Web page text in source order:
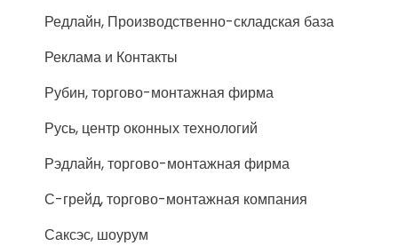
Редлайн, Производственно-складская база
Реклама и Контакты
Рубин, торгово-монтажная фирма
Русь, центр оконных технологий
Рэдлайн, торгово-монтажная фирма
С-грейд, торгово-монтажная компания
Саксэс, шоурум